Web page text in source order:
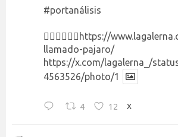
#portanálisis
👉🏻👉🏻👉🏻 https://
llamado-pajaro/
https://x.com/lagalerna_/
4563526/photo/1
4 12 X